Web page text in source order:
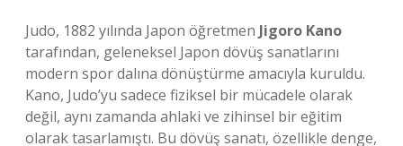
Judo, 1882 yılında Japon öğretmen Jigoro Kano
tarafından, geleneksel Japon dövüş sanatlarını
modern spor dalına dönüştürme amacıyla kuruldu.
Kano, Judo’yu sadece fiziksel bir mücadele olarak
değil, aynı zamanda ahlaki ve zihinsel bir eğitim
olarak tasarlamıştı. Bu dövüş sanatı, özellikle denge,